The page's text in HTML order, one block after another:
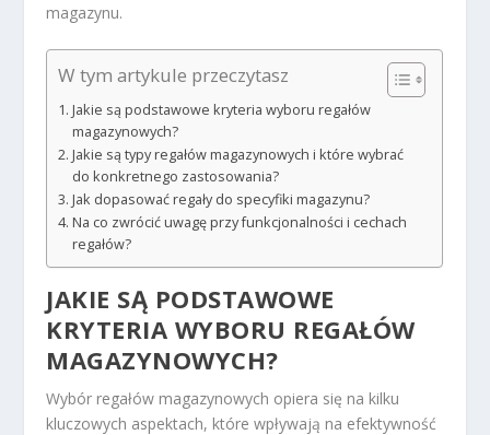
magazynu.
W tym artykule przeczytasz
Jakie są podstawowe kryteria wyboru regałów
magazynowych?
Jakie są typy regałów magazynowych i które wybrać
do konkretnego zastosowania?
Jak dopasować regały do specyfiki magazynu?
Na co zwrócić uwagę przy funkcjonalności i cechach
regałów?
JAKIE SĄ PODSTAWOWE
KRYTERIA WYBORU REGAŁÓW
MAGAZYNOWYCH?
Wybór regałów magazynowych opiera się na kilku
kluczowych aspektach, które wpływają na efektywność